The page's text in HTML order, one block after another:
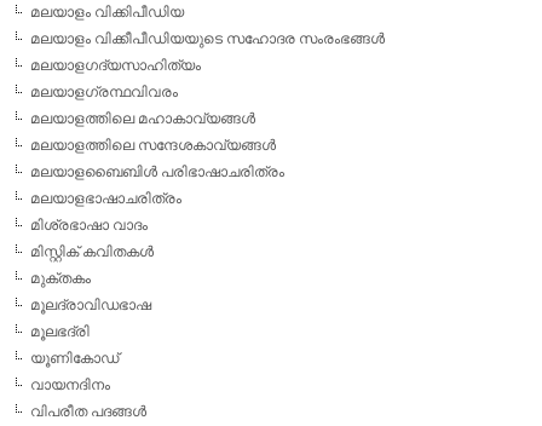
മലയാളം വിക്കിപീഡിയ
മലയാളം വിക്കീപീഡിയയുടെ സഹോദര സംരംഭങ്ങള്‍
മലയാളഗദ്യസാഹിത്യം
മലയാളഗ്രന്ഥവിവരം
മലയാളത്തിലെ മഹാകാവ്യങ്ങള്‍
മലയാളത്തിലെ സന്ദേശകാവ്യങ്ങള്‍
മലയാളബൈബിള്‍ പരിഭാഷാചരിത്രം
മലയാളഭാഷാചരിത്രം
മിശ്രഭാഷാ വാദം
മിസ്റ്റിക് കവിതകള്‍
മുക്തകം
മൂലദ്രാവിഡഭാഷ
മൂലഭദ്രി
യൂണികോഡ്
വായനദിനം
വിപരീത പദങ്ങള്‍